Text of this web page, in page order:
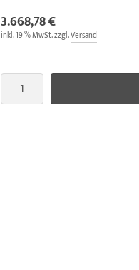
3.668,78 €
inkl. 19 % MwSt. zzgl.Versand